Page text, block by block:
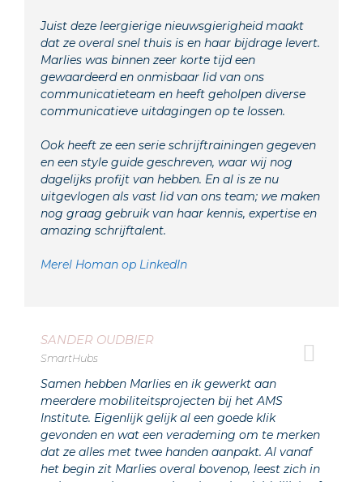
Juist deze leergierige nieuwsgierigheid maakt
dat ze overal snel thuis is en haar bijdrage levert.
Marlies was binnen zeer korte tijd een
gewaardeerd en onmisbaar lid van ons
communicatieteam en heeft geholpen diverse
communicatieve uitdagingen op te lossen.
Ook heeft ze een serie schrijftrainingen gegeven
en een style guide geschreven, waar wij nog
dagelijks profijt van hebben. En al is ze nu
uitgevlogen als vast lid van ons team; we maken
nog graag gebruik van haar kennis, expertise en
amazing schrijftalent.
Merel Homan op LinkedIn
SANDER OUDBIER
SmartHubs
Samen hebben Marlies en ik gewerkt aan
meerdere mobiliteitsprojecten bij het AMS
Institute. Eigenlijk gelijk al een goede klik
gevonden en wat een verademing om te merken
dat ze alles met twee handen aanpakt. Al vanaf
het begin zit Marlies overal bovenop, leest zich in